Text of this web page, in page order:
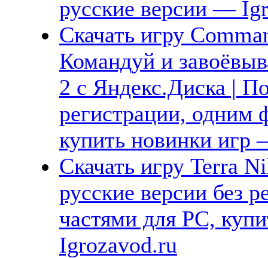
русские версии —
Скачать игру
Командуй и
2 с Яндекс.Диска |
регистрации, одним
купить новинки
Скачать игру Terra
русские версии без
частями для PC,
Igrozavod.ru